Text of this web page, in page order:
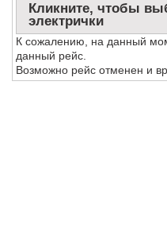
Кликните, чтобы
электрички
К сожалению, на данный
данный рейс.
Возможно рейс отменен и